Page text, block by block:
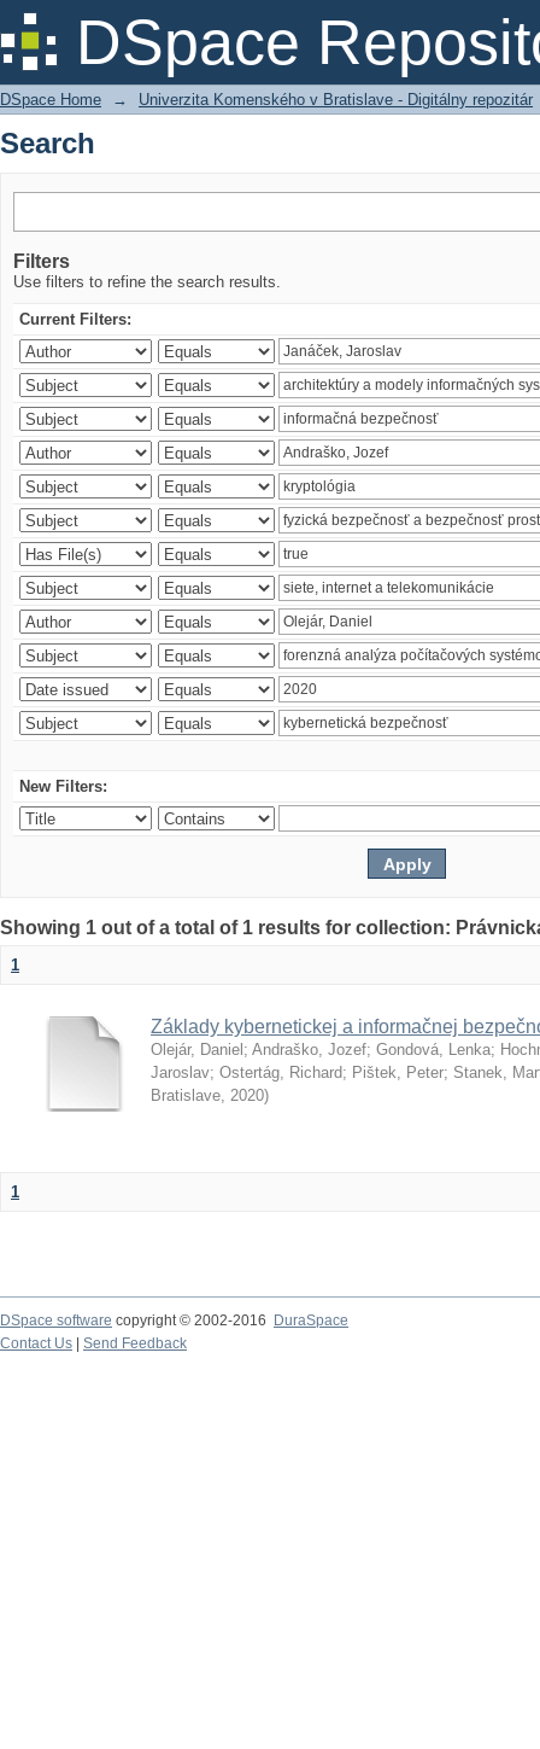
DSpace
Search
DSpace Home → Univerzita Komenského v Bratislave - Digitálny repozitár
Search
Filters
Use filters to refine the search results.
Current Filters:
New Filters:
Showing 1 out of a total of 1 results for collection:
1
Základy kybernetickej a informačnej
Olejár, Daniel ; Andraško, Jozef; Gondová, Lenka;
Jaroslav; Ostertág, Richard; Pištek, Peter; Stanek,
Bratislave, 2020)
1
DSpace software copyright © 2002-2016
DuraSpace
Contact Us
Send Feedback